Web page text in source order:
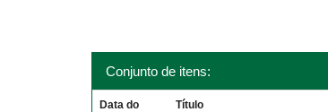
Conjunto de itens:
Data do Título